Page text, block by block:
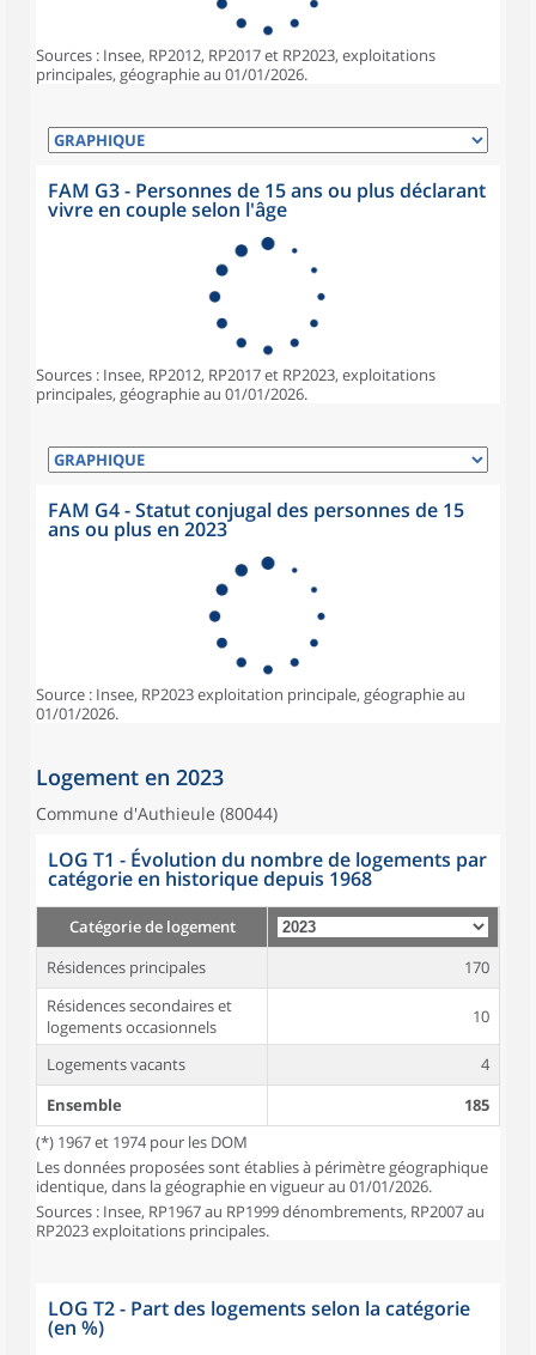
Sources : Insee, RP2012, RP2017 et RP2023, exploitations
principales, géographie au 01/01/2026.
FAM G3 - Personnes de 15 ans ou plus déclarant
vivre en couple selon l'âge
Sources : Insee, RP2012, RP2017 et RP2023, exploitations
principales, géographie au 01/01/2026.
FAM G4 - Statut conjugal des personnes de 15
ans ou plus en 2023
Source : Insee, RP2023 exploitation principale, géographie au
01/01/2026.
Logement en 2023
Commune d'Authieule (80044)
LOG T1 - Évolution du nombre de logements par
catégorie en historique depuis 1968
Catégorie de logement
Résidences principales
170
Résidences secondaires et
logements occasionnels
10
Logements vacants
4
Ensemble
185
(*) 1967 et 1974 pour les DOM
Les données proposées sont établies à périmètre géographique
identique, dans la géographie en vigueur au 01/01/2026.
Sources : Insee, RP1967 au RP1999 dénombrements, RP2007 au
RP2023 exploitations principales.
LOG T2 - Part des logements selon la catégorie
(en %)